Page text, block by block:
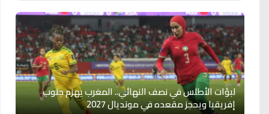
لبؤات الأطلس في نصف النهائي.. المغرب يهزم جنوب
إفريقيا ويحجز مقعده في مونديال 2027